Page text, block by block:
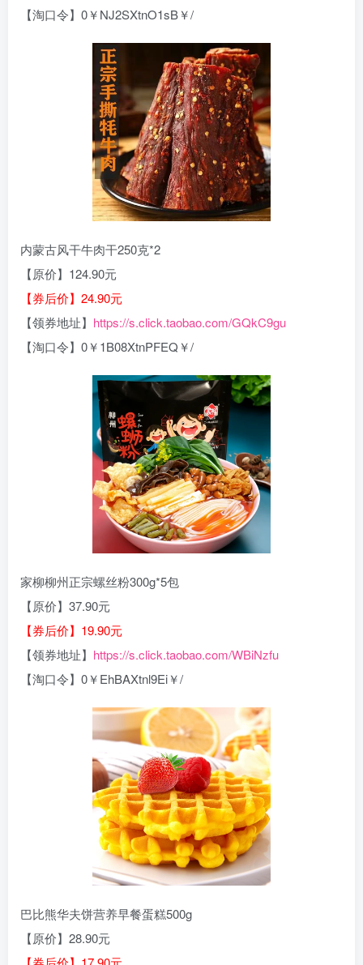
【淘口令】0￥NJ2SXtnO1sB￥/
内蒙古风干牛肉干250克*2
【原价】124.90元
【券后价】24.90元
【领券地址】 https://s.click.taobao.com/GQkC9gu
【淘口令】0￥1B08XtnPFEQ￥/
家柳柳州正宗螺丝粉300g*5包
【原价】37.90元
【券后价】19.90元
【领券地址】 https://s.click.taobao.com/WBiNzfu
【淘口令】0￥EhBAXtnl9Ei￥/
巴比熊华夫饼营养早餐蛋糕500g
【原价】28.90元